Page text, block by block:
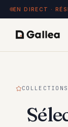
EN DIRECT ·
84 œuvres